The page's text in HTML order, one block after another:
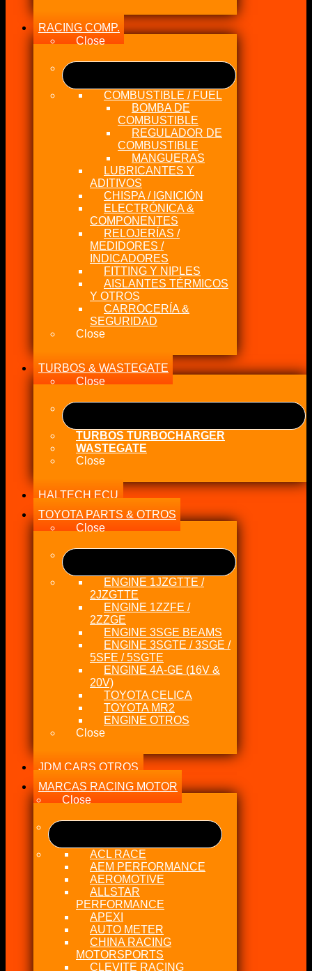
RACING COMP.
Close
COMBUSTIBLE / FUEL
BOMBA DE
COMBUSTIBLE
REGULADOR DE
COMBUSTIBLE
MANGUERAS
LUBRICANTES Y
ADITIVOS
CHISPA / IGNICIÓN
ELECTRÓNICA &
COMPONENTES
RELOJERÍAS /
MEDIDORES /
INDICADORES
FITTING Y NIPLES
AISLANTES TÉRMICOS
Y OTROS
CARROCERÍA &
SEGURIDAD
Close
TURBOS & WASTEGATE
Close
TURBOS TURBOCHARGER
WASTEGATE
Close
HALTECH ECU
TOYOTA PARTS & OTROS
Close
ENGINE 1JZGTTE /
2JZGTTE
ENGINE 1ZZFE /
2ZZGE
ENGINE 3SGE BEAMS
ENGINE 3SGTE / 3SGE /
5SFE / 5SGTE
ENGINE 4A-GE (16V &
20V)
TOYOTA CELICA
TOYOTA MR2
ENGINE OTROS
Close
JDM CARS OTROS
MARCAS RACING MOTOR
Close
ACL RACE
AEM PERFORMANCE
AEROMOTIVE
ALLSTAR
PERFORMANCE
APEXI
AUTO METER
CHINA RACING
MOTORSPORTS
CLEVITE RACING